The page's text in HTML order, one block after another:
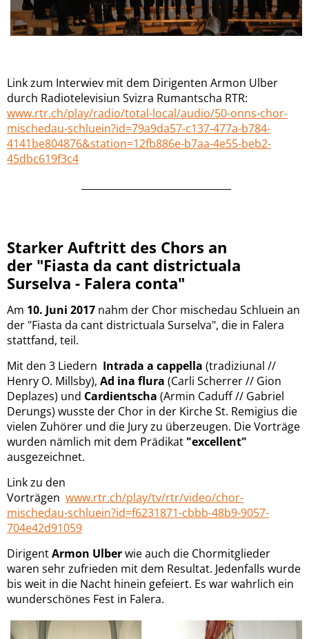
Link zum Interwiev mit dem Dirigenten Armon Ulber
durch Radiotelevisiun Svizra Rumantscha RTR:
www.rtr.ch/play/radio/total-local/audio/50-onns-chor-
mischedau-schluein?id=79a9da57-c137-477a-b784-
4141be804876&station=12fb886e-b7aa-4e55-beb2-
45dbc619f3c4
Starker Auftritt des Chors an
der "Fiasta da cant districtuala
Surselva - Falera conta"
Am 10. Juni 2017 nahm der Chor mischedau Schluein an
der "Fiasta da cant districtuala Surselva", die in Falera
stattfand, teil.
Mit den 3 Liedern Intrada a cappella (tradiziunal //
Henry O. Millsby), Ad ina flura (Carli Scherrer // Gion
Deplazes) und Cardientscha (Armin Caduff // Gabriel
Derungs) wusste der Chor in der Kirche St. Remigius die
vielen Zuhörer und die Jury zu überzeugen. Die Vorträge
wurden nämlich mit dem Prädikat "excellent"
ausgezeichnet.
Link zu den
Vorträgen www.rtr.ch/play/tv/rtr/video/chor-
mischedau-schluein?id=f6231871-cbbb-48b9-9057-
704e42d91059
DirigentArmon Ulberwie auch die Chormitglieder
waren sehr zufrieden mit dem Resultat. Jedenfalls wurde
bis weit in die Nacht hinein gefeiert. Es war wahrlich ein
wunderschönes Fest in Falera.